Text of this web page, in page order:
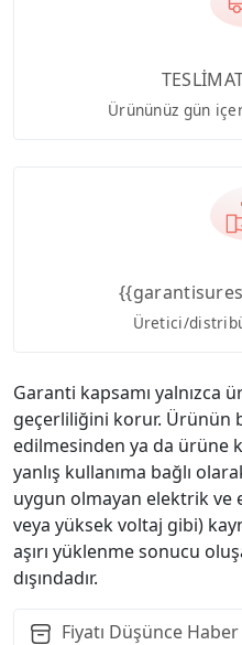
Ürününüz gün
Üretici/
Garanti kapsamı yalnızca
geçerliliğini korur. Ürünün
edilmesinden ya da ürüne
yanlış kullanıma bağlı
uygun olmayan elektrik ve
veya yüksek voltaj gibi)
aşırı yüklenme sonucu
dışındadır.
Fiyatı Düşünce